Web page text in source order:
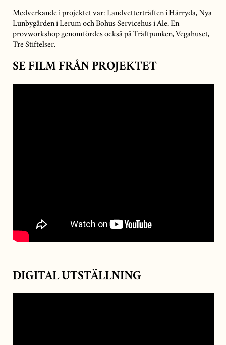
Medverkande i projektet var: Landvetterträffen i Härryda, Nya
Lunbygården i Lerum och Bohus Servicehus i Ale. En
provworkshop genomfördes också på Träffpunken, Vegahuset,
Tre Stiftelser.
SE FILM FRÅN PROJEKTET
DIGITAL UTSTÄLLNING